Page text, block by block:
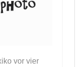
vor vier